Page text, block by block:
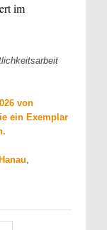
im
von
ein Exemplar
Hanau,